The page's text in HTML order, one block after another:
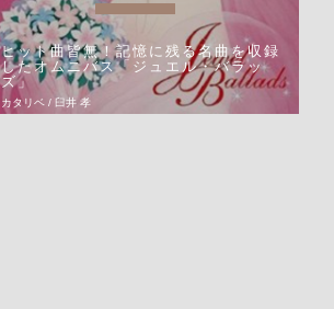
ヒット曲皆無！記憶に残る名曲を収録
したオムニバス「ジュエル・バラッ
ズ」
カタリベ / 臼井 孝